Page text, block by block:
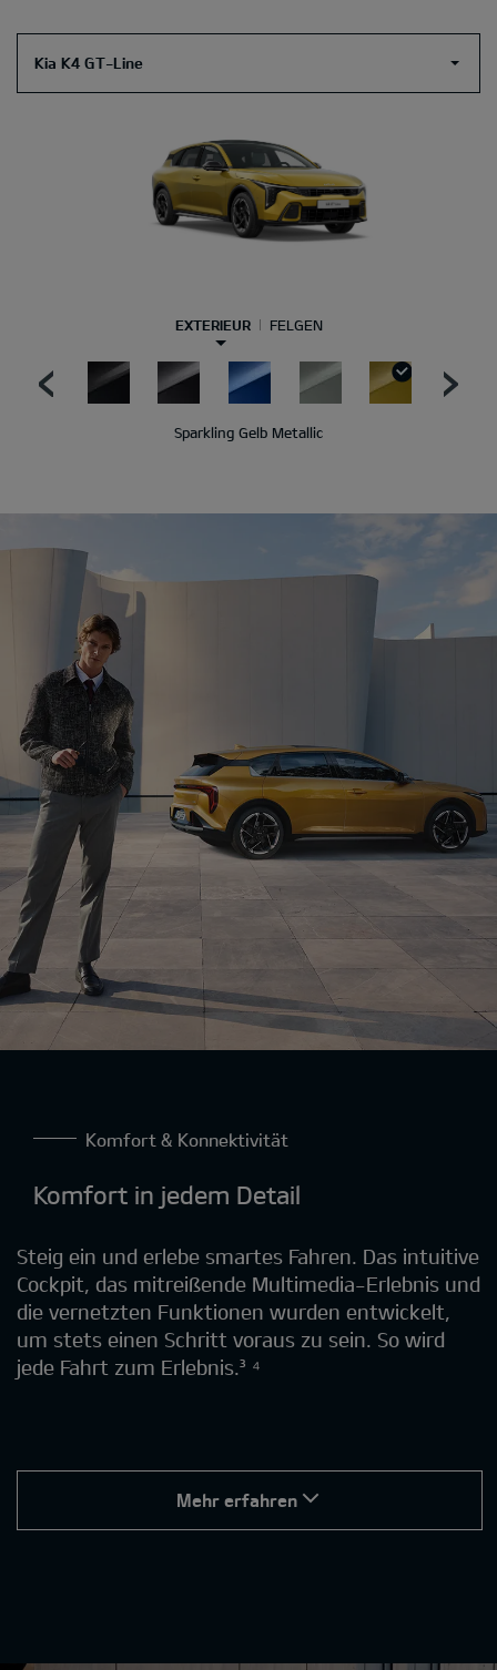
Kia K4 GT-Line
EXTERIEUR FELGEN
Sparkling Gelb Metallic
Komfort & Konnektivität
Komfort in jedem Detail
Steig ein und erlebe smartes Fahren. Das intuitive
Cockpit, das mitreißende Multimedia-Erlebnis und
die vernetzten Funktionen wurden entwickelt,
um stets einen Schritt voraus zu sein. So wird
jede Fahrt zum Erlebnis.³ ⁴
Mehr erfahren